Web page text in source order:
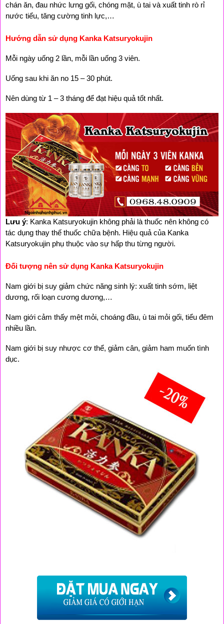
chán ăn, đau nhức lưng gối, chóng mặt, ù tai và xuất tinh rò rỉ
nước tiểu, tăng cường tinh lực,…
Hướng dẫn sử dụng Kanka Katsuryokujin
Mỗi ngày uống 2 lần, mỗi lần uống 3 viên.
Uống sau khi ăn no 15 – 30 phút.
Nên dùng từ 1 – 3 tháng để đạt hiệu quả tốt nhất.
Lưu ý: Kanka Katsuryokujin không phải là thuốc nên không có
tác dụng thay thế thuốc chữa bệnh. Hiệu quả của Kanka
Katsuryokujin phụ thuộc vào sự hấp thu từng người.
Đối tượng nên sử dụng Kanka Katsuryokujin
Nam giới bị suy giảm chức năng sinh lý: xuất tinh sớm, liệt
dương, rối loạn cương dương,…
Nam giới cảm thấy mệt mỏi, choáng đầu, ù tai mỏi gối, tiểu đêm
nhiều lần.
Nam giới bị suy nhược cơ thể, giảm cân, giảm ham muốn tình
dục.